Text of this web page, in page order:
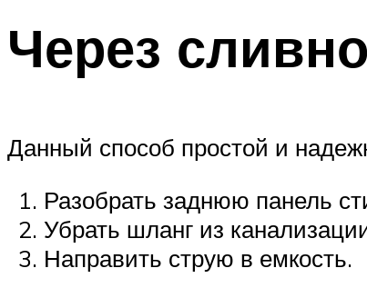
Через
Данный способ простой и
Разобрать заднюю панель
Убрать шланг из
Направить струю в емкость.